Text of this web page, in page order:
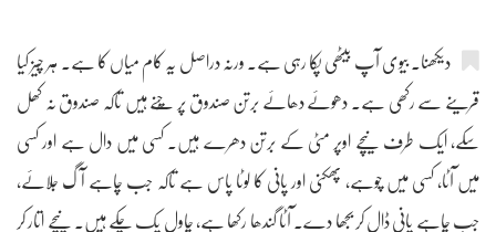
دیکھنا۔ بیوی آپ بیٹھی پکا رہی ہے۔ ورنہ دراصل یہ کام میاں کا ہے۔ ہر چیز کیا
قرینے سے رکھی ہے۔ دھوئے دھائے برتن صندوق پر چُنے ہیں تاکہ صندوق نہ کھل
سکے، ایک طرف نیچے اوپر مٹی کے برتن دھرے ہیں۔ کسی میں دال ہے اور کسی
میں آٹا، کسی میں چوہے، پھکنی اور پانی کا لوٹا پاس ہے تاکہ جب چاہے آگ جلائے،
جب چاہے پانی ڈال کر بجھا دے۔ آٹا گندھا رکھا ہے، چاول پک چکے ہیں۔ نیچے اتار کر